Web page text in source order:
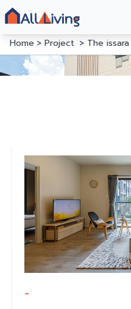
Home
Project The issara
-